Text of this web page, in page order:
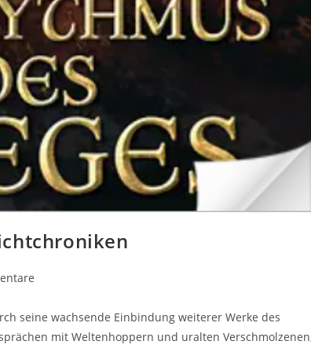
seine wachsende Einbindung weiterer Werke des
mit Weltenhoppern und uralten